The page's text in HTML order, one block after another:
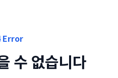
Error
수 없습니다